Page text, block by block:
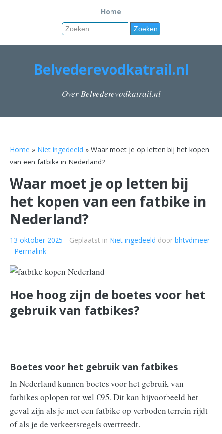
Home
Belvederevodkatrail.nl
Over Belvederevodkatrail.nl
Home » Niet ingedeeld » Waar moet je op letten bij het kopen
van een fatbike in Nederland?
Waar moet je op letten bij
het kopen van een fatbike in
Nederland?
13 oktober 2025 - Geplaatst in Niet ingedeeld door bhtvdmeer
- Permalink
Hoe hoog zijn de boetes voor het
gebruik van fatbikes?
Boetes voor het gebruik van fatbikes
In Nederland kunnen boetes voor het gebruik van
fatbikes oplopen tot wel €95. Dit kan bijvoorbeeld het
geval zijn als je met een fatbike op verboden terrein rijdt
of als je de verkeersregels overtreedt.